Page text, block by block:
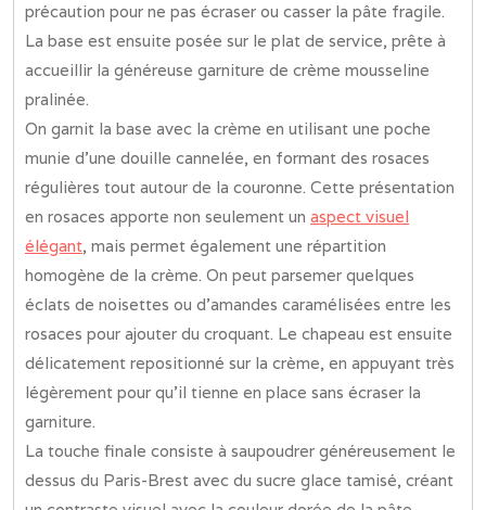
précaution pour ne pas écraser ou casser la pâte fragile.
La base est ensuite posée sur le plat de service, prête à
accueillir la généreuse garniture de crème mousseline
pralinée.
On garnit la base avec la crème en utilisant une poche
munie d’une douille cannelée, en formant des rosaces
régulières tout autour de la couronne. Cette présentation
en rosaces apporte non seulement un aspect visuel
élégant, mais permet également une répartition
homogène de la crème. On peut parsemer quelques
éclats de noisettes ou d’amandes caramélisées entre les
rosaces pour ajouter du croquant. Le chapeau est ensuite
délicatement repositionné sur la crème, en appuyant très
légèrement pour qu’il tienne en place sans écraser la
garniture.
La touche finale consiste à saupoudrer généreusement le
dessus du Paris-Brest avec du sucre glace tamisé, créant